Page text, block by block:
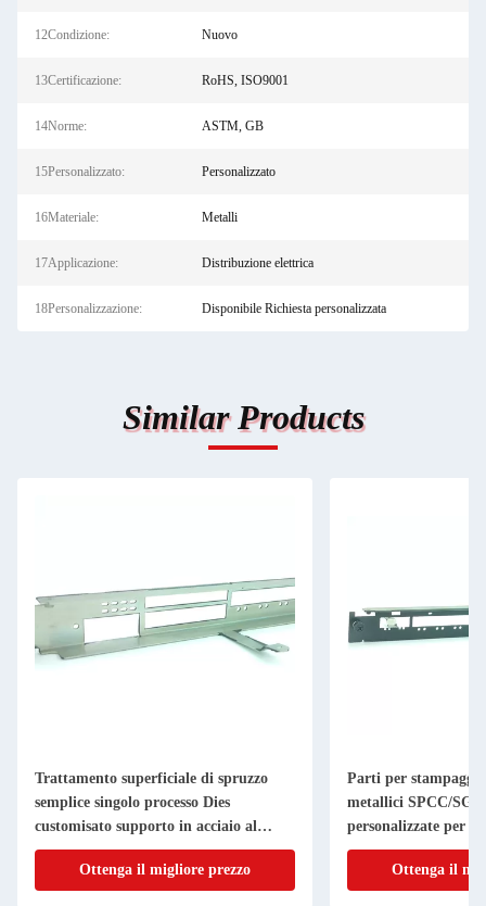
12Condizione: Nuovo
13Certificazione: RoHS, ISO9001
14Norme: ASTM, GB
15Personalizzato: Personalizzato
16Materiale: Metalli
17Applicazione: Distribuzione elettrica
18Personalizzazione: Disponibile Richiesta personalizzata
Similar Products
Trattamento superficiale di spruzzo
semplice singolo processo Dies
customisato supporto in acciaio al
carbonio
Ottenga il migliore prezzo
Parti per
metallici SPCC/
personalizzate per
piegatura di lamiere
Ottenga il